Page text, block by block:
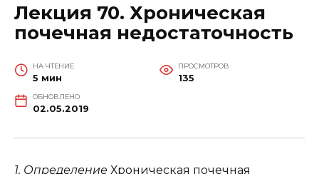
Лекция 70. Хроническая
почечная недостаточность
НА ЧТЕНИЕ
5 мин
ПРОСМОТРОВ
135
ОБНОВЛЕНО
02.05.2019
1. Определение Хроническая почечная